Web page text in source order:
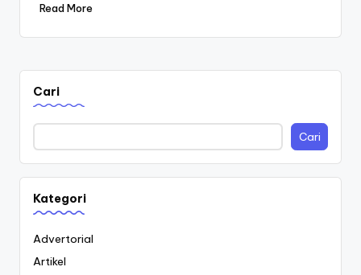
Read More
Cari
Cari
Kategori
Advertorial
Artikel